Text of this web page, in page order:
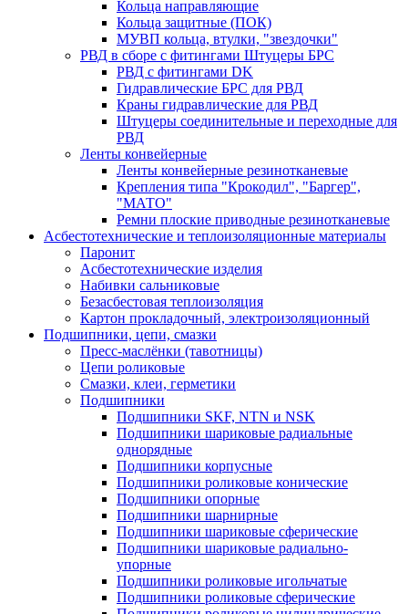
Кольца направляющие
Кольца защитные (ПОК)
МУВП кольца, втулки, "звездочки"
РВД в сборе с фитингами Штуцеры БРС
РВД с фитингами DK
Гидравлические БРС для РВД
Краны гидравлические для РВД
Штуцеры соединительные и переходные для
РВД
Ленты конвейерные
Ленты конвейерные резинотканевые
Крепления типа "Крокодил", "Баргер",
"МАТО"
Ремни плоские приводные резинотканевые
Асбестотехнические и теплоизоляционные материалы
Паронит
Асбестотехнические изделия
Набивки сальниковые
Безасбестовая теплоизоляция
Картон прокладочный, электроизоляционный
Подшипники, цепи, смазки
Пресс-маслёнки (тавотницы)
Цепи роликовые
Смазки, клеи, герметики
Подшипники
Подшипники SKF, NTN и NSK
Подшипники шариковые радиальные
однорядные
Подшипники корпусные
Подшипники роликовые конические
Подшипники опорные
Подшипники шарнирные
Подшипники шариковые сферические
Подшипники шариковые радиально-
упорные
Подшипники роликовые игольчатые
Подшипники роликовые сферические